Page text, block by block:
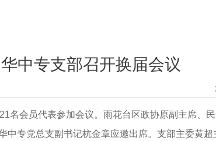
中专支部召开换届会议
名会员代表参加会议。雨花台区政协原副主席、
专党总支副书记杭金章应邀出席。支部主委黄超